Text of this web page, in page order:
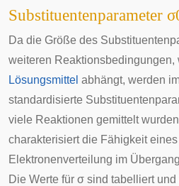
Substituentenparameter σ
Da die Größe des
weiteren Reaktionsbedingungen,
Lösungsmittel abhängt, werden
standardisierte
viele Reaktionen gemittelt
charakterisiert die Fähigkeit
Elektronenverteilung im
Die Werte für σ sind tabelliert